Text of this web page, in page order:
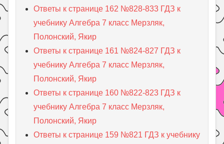
Ответы к странице 162 №828-833 ГДЗ к
учебнику Алгебра 7 класс Мерзляк,
Полонский, Якир
Ответы к странице 161 №824-827 ГДЗ к
учебнику Алгебра 7 класс Мерзляк,
Полонский, Якир
Ответы к странице 160 №822-823 ГДЗ к
учебнику Алгебра 7 класс Мерзляк,
Полонский, Якир
Ответы к странице 159 №821 ГДЗ к учебнику